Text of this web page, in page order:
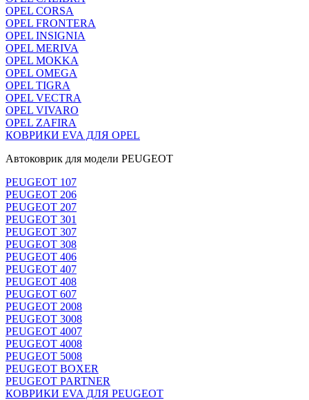
OPEL CORSA
OPEL FRONTERA
OPEL INSIGNIA
OPEL MERIVA
OPEL MOKKA
OPEL OMEGA
OPEL TIGRA
OPEL VECTRA
OPEL VIVARO
OPEL ZAFIRA
КОВРИКИ EVA ДЛЯ OPEL
Автоковрик для модели PEUGEOT
PEUGEOT 107
PEUGEOT 206
PEUGEOT 207
PEUGEOT 301
PEUGEOT 307
PEUGEOT 308
PEUGEOT 406
PEUGEOT 407
PEUGEOT 408
PEUGEOT 607
PEUGEOT 2008
PEUGEOT 3008
PEUGEOT 4007
PEUGEOT 4008
PEUGEOT 5008
PEUGEOT BOXER
PEUGEOT PARTNER
КОВРИКИ EVA ДЛЯ PEUGEOT